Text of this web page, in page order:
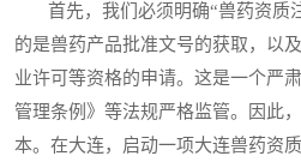
首先，我们必须明确“兽药资质
的是兽药产品批准文号的获取，以
业许可等资格的申请。这是一个严
管理条例》等法规严格监管。因此
本。在大连，启动一项大连兽药资